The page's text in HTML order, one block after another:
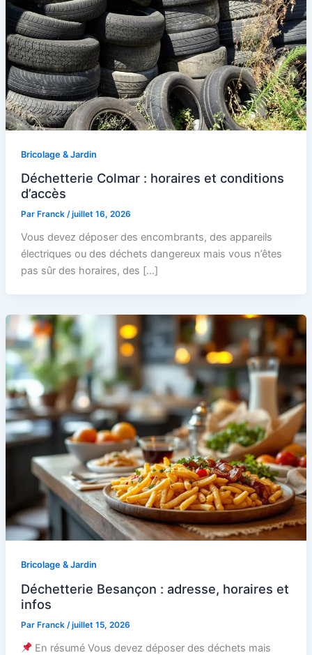
Bricolage & Jardin
Déchetterie Colmar : horaires et conditions
d’accès
Par Franck /juillet 16, 2026
Vous devez déposer des encombrants, des appareils
électriques ou des déchets dangereux mais vous n’êtes
pas sûr des horaires, des […]
Bricolage & Jardin
Déchetterie Besançon : adresse, horaires et
infos
Par Franck /juillet 15, 2026
En résumé Vous devez déposer des déchets mais